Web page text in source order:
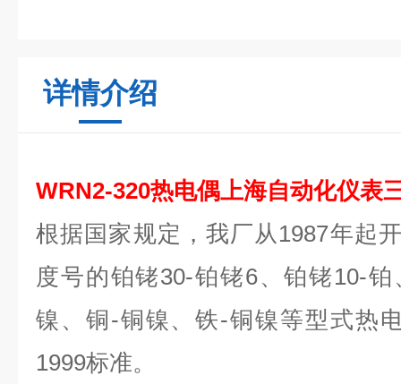
详情介绍
WRN2-320热电偶上海自动化仪表
根据国家规定，我厂从1987年起
度号的铂铑30-铂铑6、铂铑10-铂
镍、铜-铜镍、铁-铜镍等型式热
1999标准。